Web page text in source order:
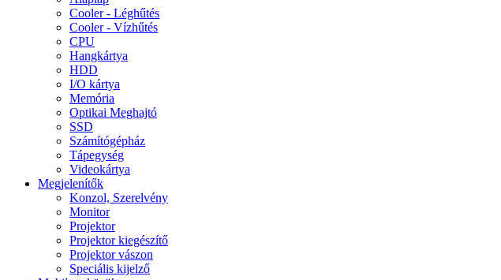
Cooler - Léghűtés
Cooler - Vízhűtés
CPU
Hangkártya
HDD
I/O kártya
Memória
Optikai Meghajtó
SSD
Számítógépház
Tápegység
Videokártya
Megjelenítők
Konzol, Szerelvény
Monitor
Projektor
Projektor kiegészítő
Projektor vászon
Speciális kijelző